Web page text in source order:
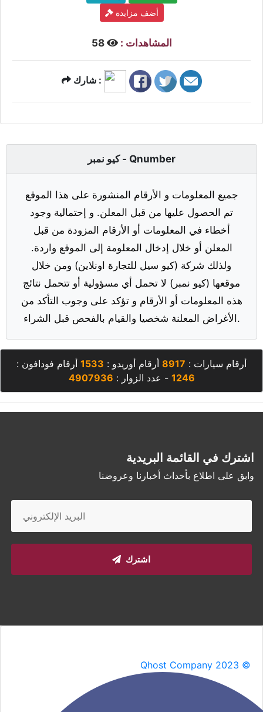
أضف مزايدة
المشاهدات : 58
شارك :
كيو نمبر - Qnumber
جميع المعلومات و الأرقام المنشورة على هذا الموقع
تم الحصول عليها من قبل المعلن. و إحتمالية وجود
أخطاء في المعلومات أو الأرقام المزودة من قبل
المعلن أو خلال إدخال المعلومة إلى الموقع واردة.
ولذلك شركة (كيو سيل للتجارة اونلاين) ومن خلال
موقعها (كيو نمبر) لا تحمل أي مسؤولية أو تتحمل نتائج
هذه المعلومات أو الأرقام و تؤكد على وجوب التأكد من
الأغراض المعلنة شخصيا والقيام بالفحص قبل الشراء.
أرقام سيارات : 8917 أرقام أوريدو : 1533 أرقام فودافون :
1246 - عدد الزوار : 4907936
اشترك في القائمة البريدية
وابق على اطلاع بأحداث أخبارنا وعروضنا
اشترك
Qhost Company 2023 ©